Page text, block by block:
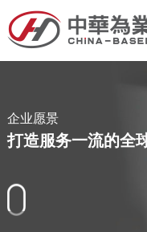
企业信息
企业文化
董事长致辞
荣誉证书
专利证书
产品中心
胶管总成
接头套筒
附件类产品
丹佛斯产品
解决方案
路面机械
建设机械
环保设备
交通运输
新闻资讯
行业动态
公司掠影
视频中心
节日祝福
人力资源
岗位招聘
简历投递
联系我们
企业愿景
打造服务一流的全